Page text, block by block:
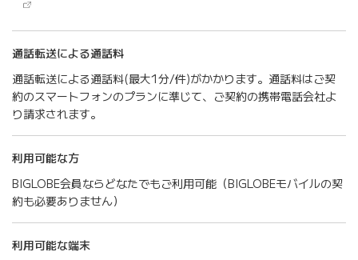
通話転送による通話料
通話転送による通話料(最大1分/件)がかかります。通話料はご契
約のスマートフォンのプランに準じて、ご契約の携帯電話会社よ
り請求されます。
利用可能な方
BIGLOBE会員ならどなたでもご利用可能（BIGLOBEモバイルの契
約も必要ありません）
利用可能な端末